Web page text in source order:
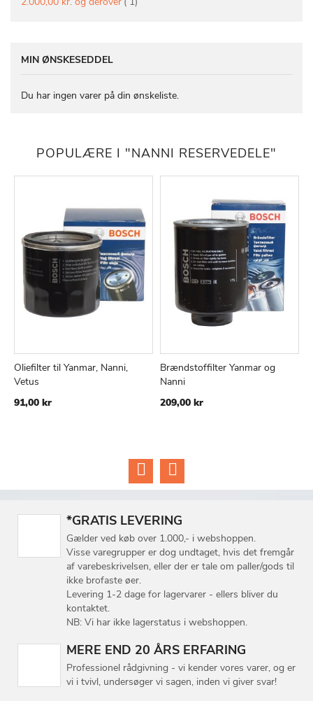
MIN ØNSKESEDDEL
Du har ingen varer på din ønskeliste.
POPULÆRE I "NANNI RESERVEDELE"
Læg i kurv
TILFØJSAMMENLIGN
Oliefilter til Yanmar, Nanni,
Vetus
91,00 kr
Læg i kurv
TILFØJ
Brændstoffilter Yanmar og
Nanni
209,00 kr
*GRATIS LEVERING
Gælder ved køb over 1.000,- i webshoppen.
Visse varegrupper er dog undtaget, hvis det fremgår
af varebeskrivelsen, eller der er tale om paller/gods til
ikke brofaste øer.
Levering 1-2 dage for lagervarer - ellers bliver du
kontaktet.
NB: Vi har ikke lagerstatus i webshoppen.
MERE END 20 ÅRS ERFARING
Professionel rådgivning - vi kender vores varer, og er
vi i tvivl, undersøger vi sagen, inden vi giver svar!